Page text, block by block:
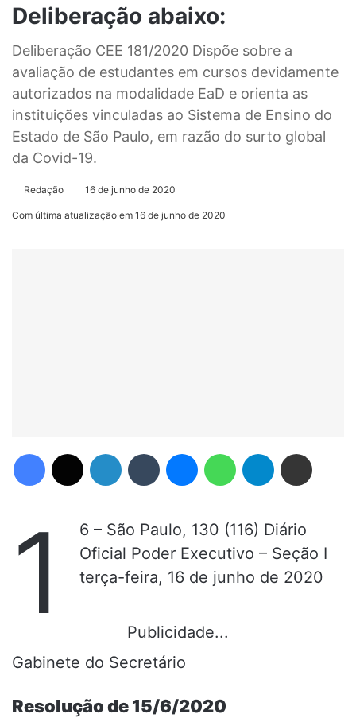
Deliberação abaixo:
Deliberação CEE 181/2020 Dispõe sobre a
avaliação de estudantes em cursos devidamente
autorizados na modalidade EaD e orienta as
instituições vinculadas ao Sistema de Ensino do
Estado de São Paulo, em razão do surto global
da Covid-19.
Redação 16 de junho de 2020
Com última atualização em 16 de junho de 2020
1
6 – São Paulo, 130 (116) Diário
Oficial Poder Executivo – Seção I
terça-feira, 16 de junho de 2020
Publicidade...
Gabinete do Secretário
Resolução de 15/6/2020